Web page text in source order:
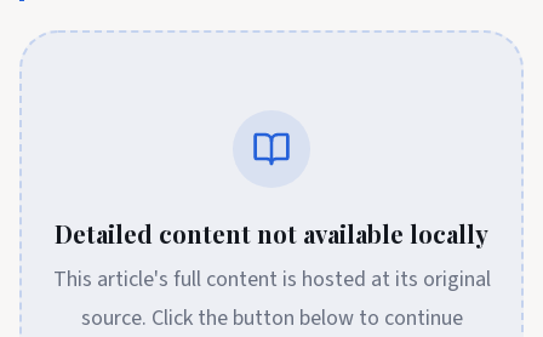
Detailed content not available locally
This article's full content is hosted at its original
source. Click the button below to continue